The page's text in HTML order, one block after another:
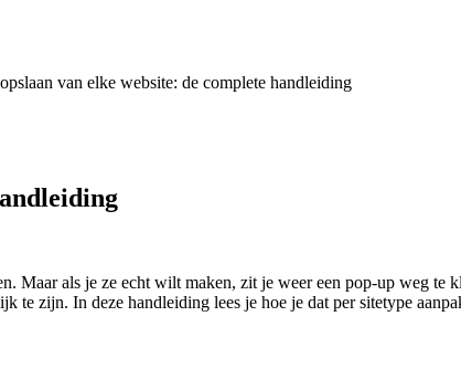
van elke website: de complete handleiding
Maar als je ze echt wilt maken, zit je weer een pop-up weg
te zijn. In deze handleiding lees je hoe je dat per sitetype